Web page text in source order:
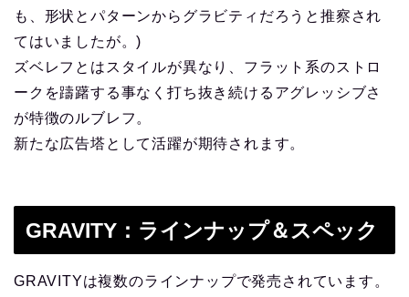
も、形状とパターンからグラビティだろうと推察され
てはいましたが。)
ズベレフとはスタイルが異なり、フラット系のストロ
ークを躊躇する事なく打ち抜き続けるアグレッシブさ
が特徴のルブレフ。
新たな広告塔として活躍が期待されます。
GRAVITY：ラインナップ＆スペック
GRAVITYは複数のラインナップで発売されています。